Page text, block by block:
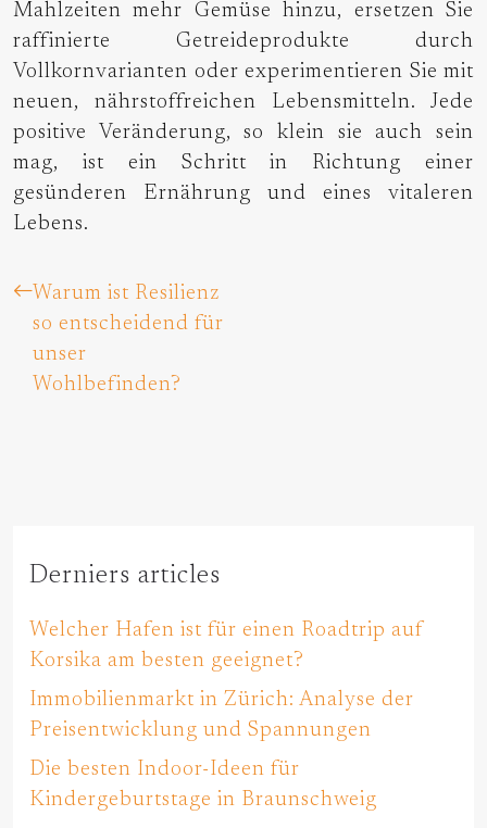
Mahlzeiten mehr Gemüse hinzu, ersetzen Sie
raffinierte Getreideprodukte durch
Vollkornvarianten oder experimentieren Sie mit
neuen, nährstoffreichen Lebensmitteln. Jede
positive Veränderung, so klein sie auch sein
mag, ist ein Schritt in Richtung einer
gesünderen Ernährung und eines vitaleren
Lebens.
Warum ist Resilienz
so entscheidend für
unser
Wohlbefinden?
Derniers articles
Welcher Hafen ist für einen Roadtrip auf
Korsika am besten geeignet?
Immobilienmarkt in Zürich: Analyse der
Preisentwicklung und Spannungen
Die besten Indoor-Ideen für
Kindergeburtstage in Braunschweig